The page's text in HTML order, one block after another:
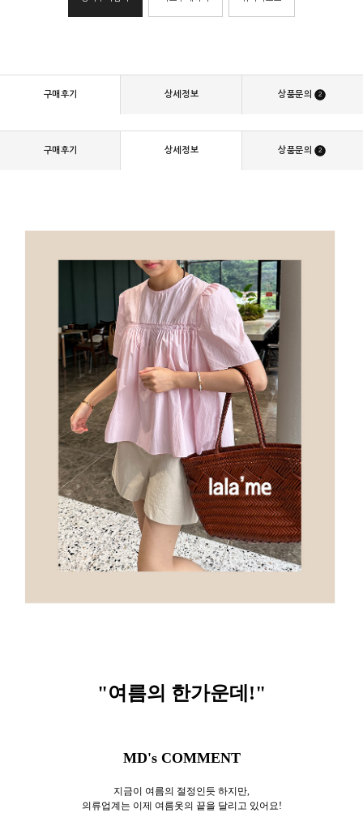
구매후기 상세정보 상품문의 2
구매후기 상세정보 상품문의 2
"여름의 한가운데 !"
MD's COMMENT
지금이 여름의 절정인듯 하지만,
의류업계는 이제 여름옷의 끝을 달리고 있어요!